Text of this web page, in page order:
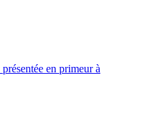
présentée en primeur à